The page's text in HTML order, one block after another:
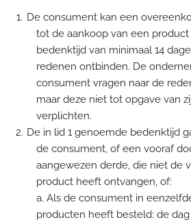
De consument kan een
tot de aankoop van een
bedenktijd van minimaal 14
redenen ontbinden. De
consument vragen naar de
maar deze niet tot opgave van
verplichten.
De in lid 1 genoemde bedenktijd
de consument, of een vooraf
aangewezen derde, die niet de
product heeft ontvangen, of:
a. Als de consument in
producten heeft besteld: de